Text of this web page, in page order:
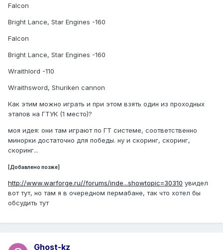
Falcon
Bright Lance, Star Engines -160
Falcon
Bright Lance, Star Engines -160
Wraithlord -110
Wraithsword, Shuriken cannon
Как этим можно играть и при этом взять один из проходных
этапов на ГТУК (1 место)?
моя идея: они там играют по ГТ системе, соответственно
минорки достаточно для победы. ну и скоринг, скоринг,
скоринг...
[Добавлено позже]
http://www.warforge.ru//forums/inde...showtopic=30310 увидел
вот тут, но там я в очередном пермабане, так что хотел бы
обсудить тут
Ghost-kz